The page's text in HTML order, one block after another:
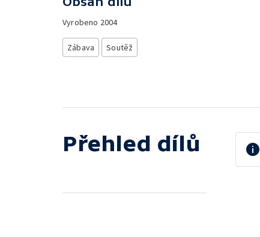
Vyrobeno 2004
Zábava Soutěž
Přehled dílů